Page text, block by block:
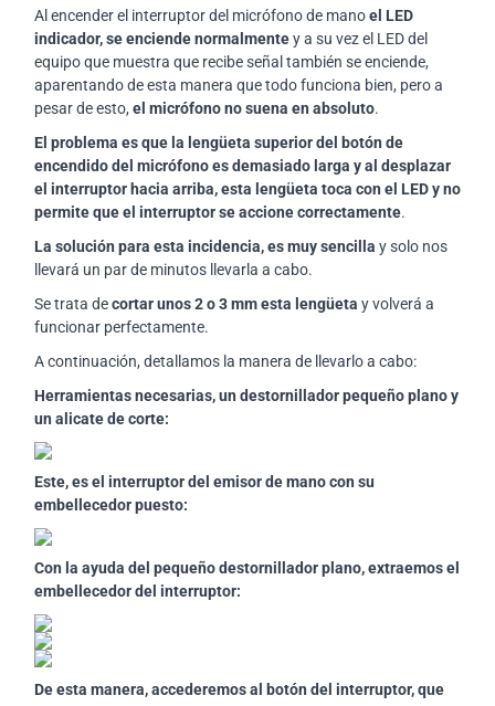
Al encender el interruptor del micrófono de manoel LED
indicador, se enciende normalmentey a su vez el LED del
equipo que muestra que recibe señal también se enciende,
aparentando de esta manera que todo funciona bien, pero a
pesar de esto, el micrófono no suena en absoluto.
El problema es que la lengüeta superior del botón de
encendido del micrófono es demasiado larga y al desplazar
el interruptor hacia arriba, esta lengüeta toca con el LED y no
permite que el interruptor se accione correctamente.
La solución para esta incidencia, es muy sencilla y solo nos
llevará un par de minutos llevarla a cabo.
Se trata decortar unos 2 o 3 mm esta lengüeta y volverá a
funcionar perfectamente.
A continuación, detallamos la manera de llevarlo a cabo:
Herramientas necesarias, un destornillador pequeño plano y
un alicate de corte:
Este, es el interruptor del emisor de mano con su
embellecedor puesto:
Con la ayuda del pequeño destornillador plano, extraemos el
embellecedor del interruptor:
De esta manera, accederemos al botón del interruptor, que